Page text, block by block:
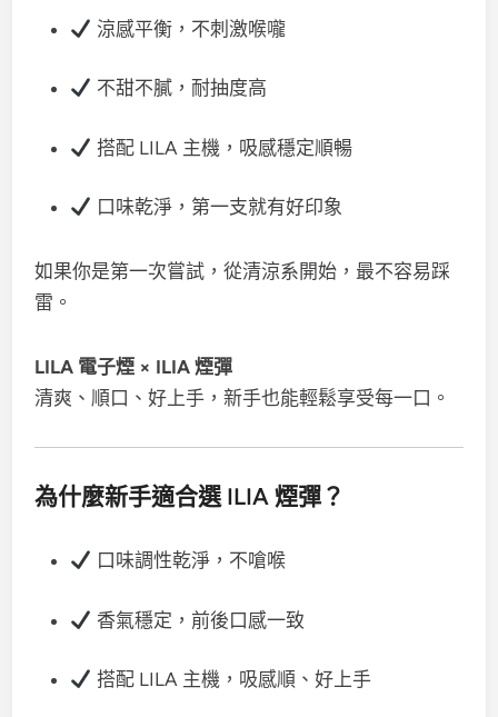
涼感平衡，不刺激喉嚨
不甜不膩，耐抽度高
搭配 LILA 主機，吸感穩定順暢
口味乾淨，第一支就有好印象
如果你是第一次嘗試，從清涼系開始，最不容易踩
雷。
LILA 電子煙 × ILIA 煙彈
清爽、順口、好上手，新手也能輕鬆享受每一口。
為什麼新手適合選 ILIA 煙彈？
口味調性乾淨，不嗆喉
香氣穩定，前後口感一致
搭配 LILA 主機，吸感順、好上手